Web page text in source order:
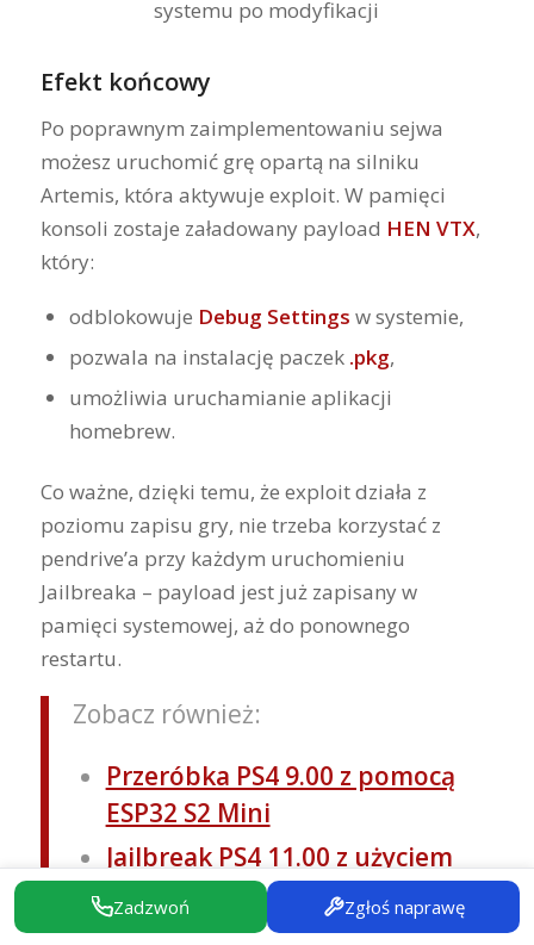
Efekt końcowy
Po poprawnym zaimplementowaniu sejwa
możesz uruchomić grę opartą na silniku
Artemis, która aktywuje exploit. W pamięci
konsoli zostaje załadowany payload HEN VTX,
który:
odblokowuje Debug Settings w systemie,
pozwala na instalację paczek .pkg,
umożliwia uruchamianie aplikacji
homebrew.
Co ważne, dzięki temu, że exploit działa z
poziomu zapisu gry, nie trzeba korzystać z
pendrive’a przy każdym uruchomieniu
Jailbreaka – payload jest już zapisany w
pamięci systemowej, aż do ponownego
restartu.
Zobacz również:
Przeróbka PS4 9.00 z pomocą
ESP32 S2 Mini
Jailbreak PS4 11.00 z użyciem
Raspberry Pi – konfiguracja
Pi-Pwn
Zadzwoń Zgłoś naprawę